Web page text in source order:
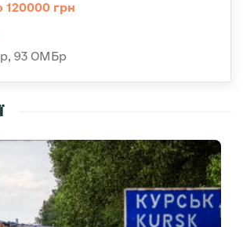
120000 грн
93 ОМБр